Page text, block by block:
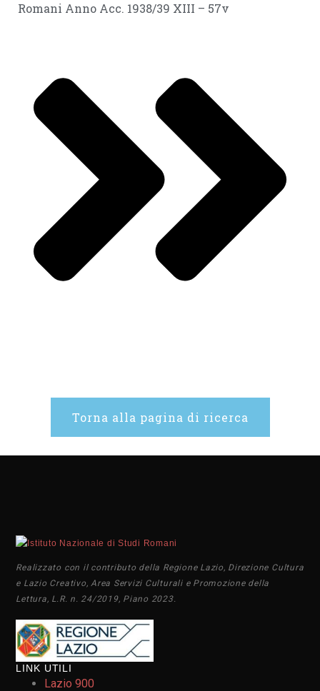
Romani Anno Acc. 1938/39 XIII – 57v
Torna alla pagina di ricerca
Realizzato con il contributo della Regione Lazio, Direzione Cultura
e Lazio Creativo, Area Servizi Culturali e Promozione della
Lettura, L.R. n. 24/2019, Piano 2023.
LINK UTILI
Lazio 900